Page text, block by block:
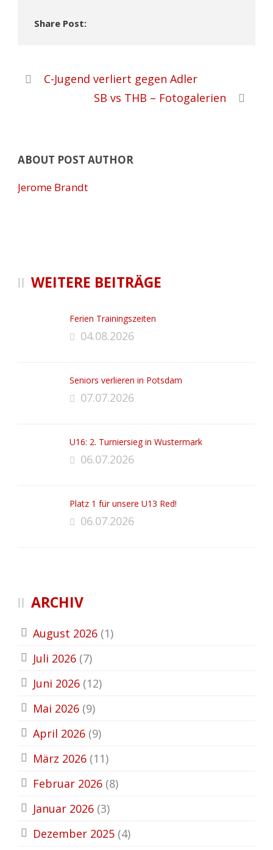
Share Post:
C-Jugend verliert gegen Adler
SB vs THB – Fotogalerien
ABOUT POST AUTHOR
Jerome Brandt
WEITERE BEITRÄGE
Ferien Trainingszeiten
04.08.2026
Seniors verlieren in Potsdam
07.07.2026
U16: 2. Turniersieg in Wustermark
06.07.2026
Platz 1 für unsere U13 Red!
06.07.2026
ARCHIV
August 2026 (1)
Juli 2026 (7)
Juni 2026 (12)
Mai 2026 (9)
April 2026 (9)
März 2026 (11)
Februar 2026 (8)
Januar 2026 (3)
Dezember 2025 (4)